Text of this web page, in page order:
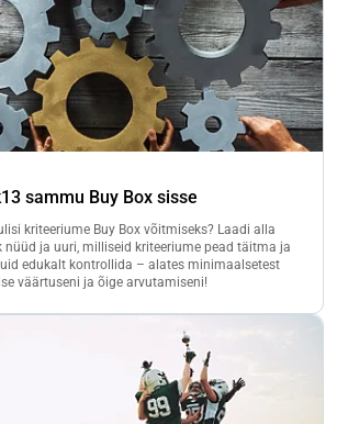
sammu Buy Box sisse
kriteeriume Buy Box võitmiseks? Laadi alla
ja uuri, milliseid kriteeriume pead täitma ja
edukalt kontrollida – alates minimaalsetest
väärtuseni ja õige arvutamiseni!